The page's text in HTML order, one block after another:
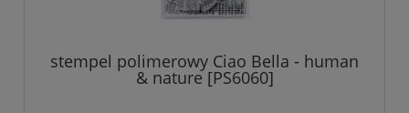
stempel polimerowy Ciao Bella - human
& nature [PS6060]